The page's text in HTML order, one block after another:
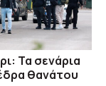
Τα σενάρια
θανάτου